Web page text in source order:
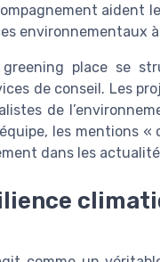
aident
environnementaux
place se
de conseil. Les
de
les mentions
dans les